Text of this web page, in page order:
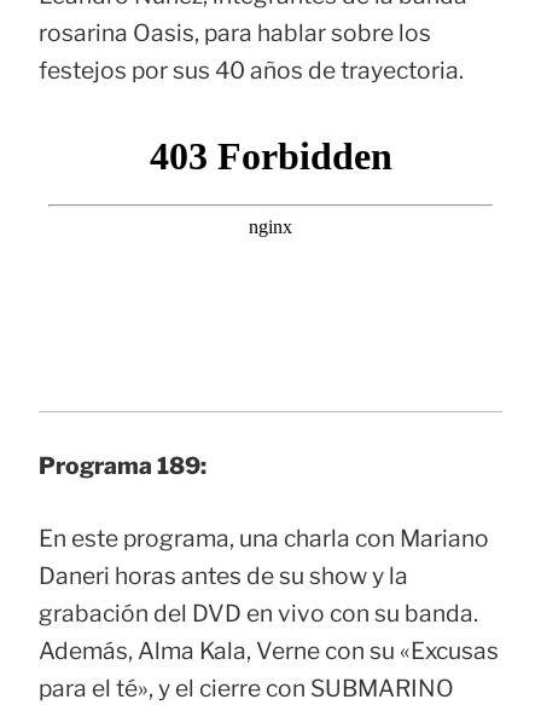
rosarina Oasis, para hablar sobre los
festejos por sus 40 años de trayectoria.
Programa 189:
En este programa, una charla con Mariano
Daneri horas antes de su show y la
grabación del DVD en vivo con su banda.
Además, Alma Kala, Verne con su «Excusas
para el té», y el cierre con SUBMARINO